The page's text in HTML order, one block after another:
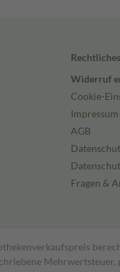
Rechtliches
Widerruf
Cookie-
Impressum
AGB
Fragen &
Mehrwertsteuer,